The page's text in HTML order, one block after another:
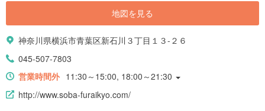
地図を見る
神奈川県横浜市青葉区新石川３丁目１３-２６
045-507-7803
営業時間外 11:30～15:00, 18:00～21:30
http://www.soba-furaikyo.com/